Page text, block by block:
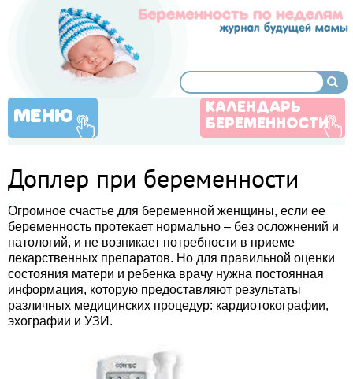
МЕНЮ
КАЛЕНДАРЬ
БЕРЕМЕННОСТИ
Доплер при беременности
Огромное счастье для беременной женщины, если ее
беременность протекает нормально – без осложнений и
патологий, и не возникает потребности в приеме
лекарственных препаратов. Но для правильной оценки
состояния матери и ребенка врачу нужна постоянная
информация, которую предоставляют результаты
различных медицинских процедур: кардиотокографии,
эхографии и УЗИ.